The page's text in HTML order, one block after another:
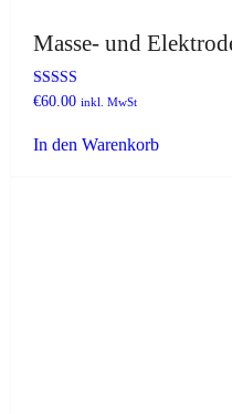
Masse- und
Bewertet mit
€60.00 inkl. MwSt
In den Warenkorb